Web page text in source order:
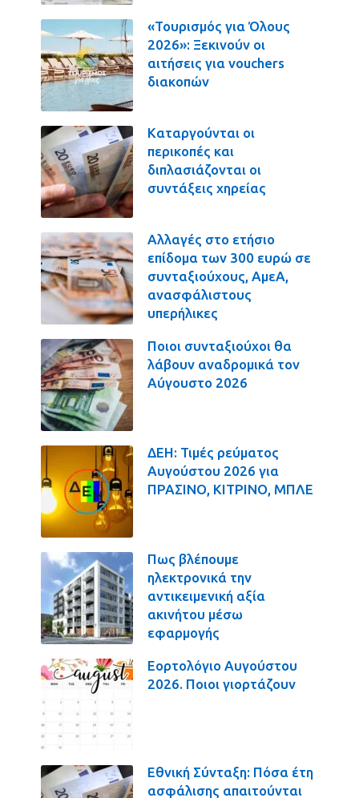
«Τουρισμός για Όλους
2026»: Ξεκινούν οι
αιτήσεις για vouchers
διακοπών
Καταργούνται οι
περικοπές και
διπλασιάζονται οι
συντάξεις χηρείας
Αλλαγές στο ετήσιο
επίδομα των 300 ευρώ σε
συνταξιούχους, ΑμεΑ,
ανασφάλιστους
υπερήλικες
Ποιοι συνταξιούχοι θα
λάβουν αναδρομικά τον
Αύγουστο 2026
ΔΕΗ: Τιμές ρεύματος
Αυγούστου 2026 για
ΠΡΑΣΙΝΟ, ΚΙΤΡΙΝΟ, ΜΠΛΕ
Πως βλέπουμε
ηλεκτρονικά την
αντικειμενική αξία
ακινήτου μέσω
εφαρμογής
Εορτολόγιο Αυγούστου
2026. Ποιοι γιορτάζουν
Εθνική Σύνταξη: Πόσα έτη
ασφάλισης απαιτούνται